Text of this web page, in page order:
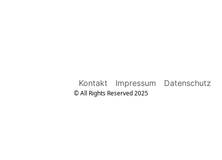
Kontakt Impressum Datenschutz
© All Rights Reserved 2025